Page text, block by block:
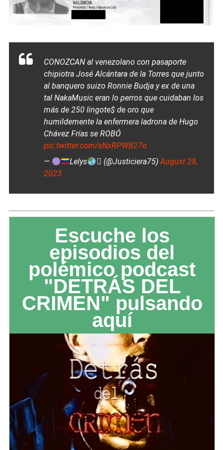
CONOZCAN al venezolano con pasaporte
chipiotra José Alcántara de la Torres que junto
al banquero suizo Ronnie Budja y ex de una
tal NakaMusic eran lo perros que cuidaban los
más de 250 lingote$ de oro que
humildemente la enfermera ladrona de Hugo
Chávez Frías se ROBÓ
pic.twitter.com/sNxRPWB27o
—
Lelys  (@Justiciera75)August 28,
2023
Escuche los
episodios del
polémico podcast
"DETRÁS DEL
CRIMEN" pulsando
aquí